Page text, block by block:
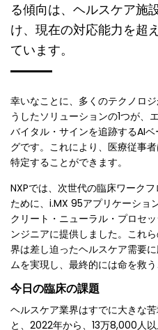
る傾向は、ヘルスケア施
け、現在の対応能力を超
ています。
幸いなことに、多くのテクノロ
うしたソリューションの1つが、
バイタル・サインを追跡するAI
グです。これにより、医療従事
特定することができます。
NXPでは、次世代の臨床ワーク
ために、i.MX 95アプリケーショ
クリート・ニューラル・プロセ
ンジニアに提供しました。これ
界は差し迫ったヘルスケア需要
ムを実現し、最終的には命を救う
今日の臨床の課題
ヘルスケア業界はすでに大きな
と、2022年から、13万8,000人